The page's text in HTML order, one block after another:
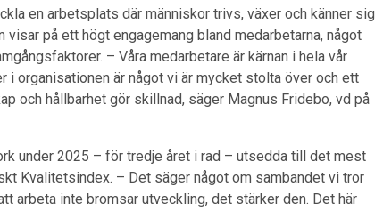
en arbetsplats där människor trivs, växer och känner sig
på ett högt engagemang bland medarbetarna, något
– Våra medarbetare är kärnan i hela vår
i organisationen är något vi är mycket stolta över och ett
och hållbarhet gör skillnad, säger Magnus Fridebo, vd på
under 2025 – för tredje året i rad – utsedda till det mest
Kvalitetsindex. – Det säger något om sambandet vi tror
arbeta inte bromsar utveckling, det stärker den. Det här